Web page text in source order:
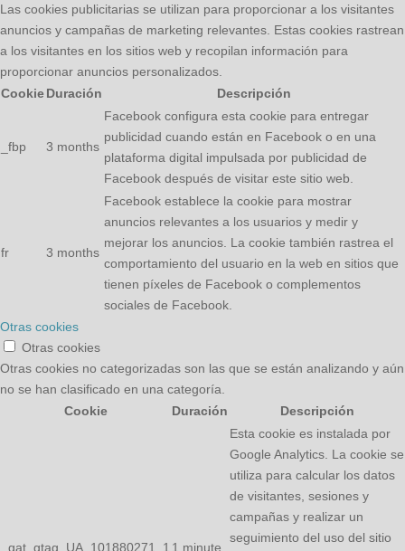
Las cookies publicitarias se utilizan para proporcionar a los visitantes
anuncios y campañas de marketing relevantes. Estas cookies rastrean
a los visitantes en los sitios web y recopilan información para
proporcionar anuncios personalizados.
CookieDuración Descripción
_fbp 3 months
Facebook configura esta cookie para entregar
publicidad cuando están en Facebook o en una
plataforma digital impulsada por publicidad de
Facebook después de visitar este sitio web.
fr 3 months
Facebook establece la cookie para mostrar
anuncios relevantes a los usuarios y medir y
mejorar los anuncios. La cookie también rastrea el
comportamiento del usuario en la web en sitios que
tienen píxeles de Facebook o complementos
sociales de Facebook.
Otras cookies
Otras cookies
Otras cookies no categorizadas son las que se están analizando y aún
no se han clasificado en una categoría.
Cookie
Duración Descripción
_gat_gtag_UA_101880271_1 1 minute
Esta cookie es instalada por
Google Analytics. La cookie se
utiliza para calcular los datos
de visitantes, sesiones y
campañas y realizar un
seguimiento del uso del sitio